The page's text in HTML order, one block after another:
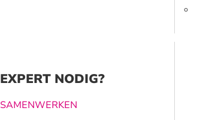
EXPERT NODIG?
SAMENWERKEN